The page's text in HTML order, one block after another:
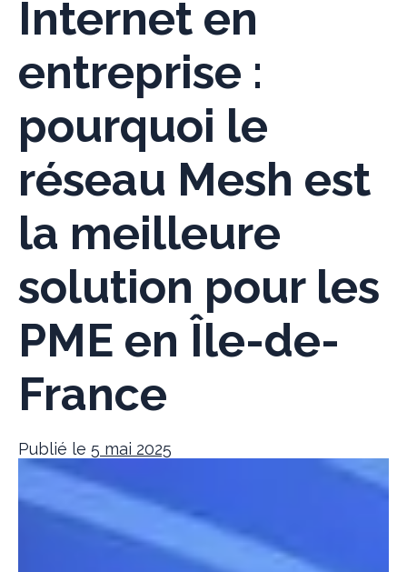
Internet en
entreprise :
pourquoi le
réseau Mesh est
la meilleure
solution pour les
PME en Île-de-
France
Publié le 5 mai 2025